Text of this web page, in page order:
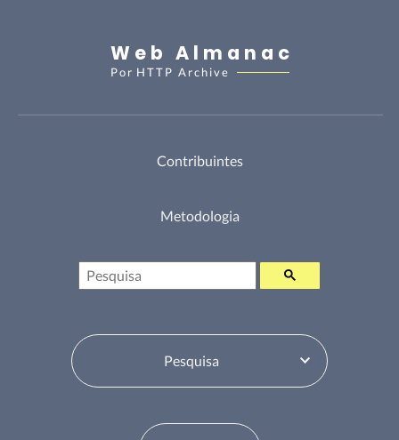
Web Almanac
Por HTTP Archive
Contribuintes
Metodologia
Pesquisa
Selecione o Tabela de Conteúdos